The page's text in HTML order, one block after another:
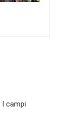
I campi